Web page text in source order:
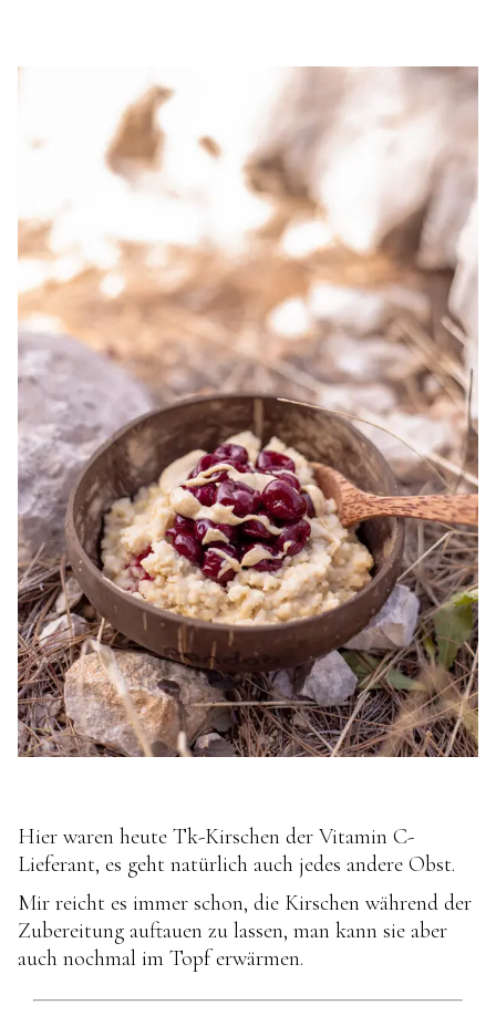
Hier waren heute Tk-Kirschen der Vitamin C-
Lieferant, es geht natürlich auch jedes andere Obst.
Mir reicht es immer schon, die Kirschen während der
Zubereitung auftauen zu lassen, man kann sie aber
auch nochmal im Topf erwärmen.